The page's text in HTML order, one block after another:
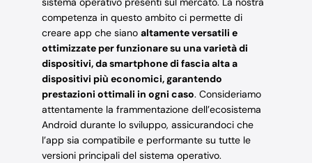
competenza in questo ambito ci permette di
creare app che siano altamente versatili e
ottimizzate per funzionare su una varietà di
dispositivi, da smartphone di fascia alta a
dispositivi più economici, garantendo
prestazioni ottimali in ogni caso. Consideriamo
attentamente la frammentazione dell’ecosistema
Android durante lo sviluppo, assicurandoci che
l’app sia compatibile e performante su tutte le
versioni principali del sistema operativo.